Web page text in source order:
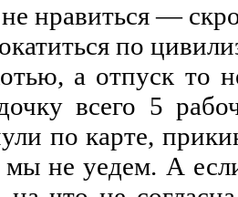
не нравиться—
по
, а отпуск то
всего 5
по карте,
мы не уедем. А